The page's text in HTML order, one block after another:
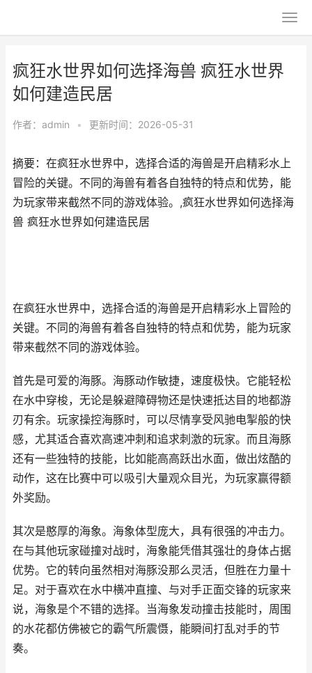
疯狂水世界如何选择海兽 疯狂水世界
如何建造民居
作者： admin • 更新时间：2026-05-31
摘要：在疯狂水世界中，选择合适的海兽是开启精彩水上
冒险的关键。不同的海兽有着各自独特的特点和优势，能
为玩家带来截然不同的游戏体验。,疯狂水世界如何选择海
兽 疯狂水世界如何建造民居
在疯狂水世界中，选择合适的海兽是开启精彩水上冒险的
关键。不同的海兽有着各自独特的特点和优势，能为玩家
带来截然不同的游戏体验。
首先是可爱的海豚。海豚动作敏捷，速度极快。它能轻松
在水中穿梭，无论是躲避障碍物还是快速抵达目的地都游
刃有余。玩家操控海豚时，可以尽情享受风驰电掣般的快
感，尤其适合喜欢高速冲刺和追求刺激的玩家。而且海豚
还有一些独特的技能，比如能高高跃出水面，做出炫酷的
动作，这在比赛中可以吸引大量观众目光，为玩家赢得额
外奖励。
其次是憨厚的海象。海象体型庞大，具有很强的冲击力。
在与其他玩家碰撞对战时，海象能凭借其强壮的身体占据
优势。它的转向虽然相对海豚没那么灵活，但胜在力量十
足。对于喜欢在水中横冲直撞、与对手正面交锋的玩家来
说，海象是个不错的选择。当海象发动撞击技能时，周围
的水花都仿佛被它的霸气所震慑，能瞬间打乱对手的节
奏。